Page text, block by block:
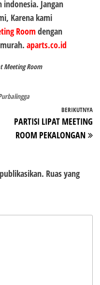
Jangan
Karena kami
Room dengan
aparts.co.id
Meeting Room
BERIKUTNYA
PARTISI LIPAT MEETING
ROOM PEKALONGAN
Ruas yang